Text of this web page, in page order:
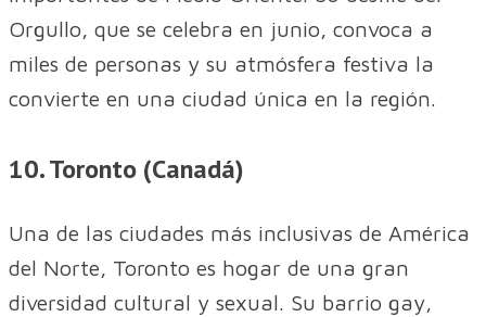
Orgullo, que se celebra en junio, convoca a
miles de personas y su atmósfera festiva la
convierte en una ciudad única en la región.
10. Toronto (Canadá)
Una de las ciudades más inclusivas de América
del Norte, Toronto es hogar de una gran
diversidad cultural y sexual. Su barrio gay,